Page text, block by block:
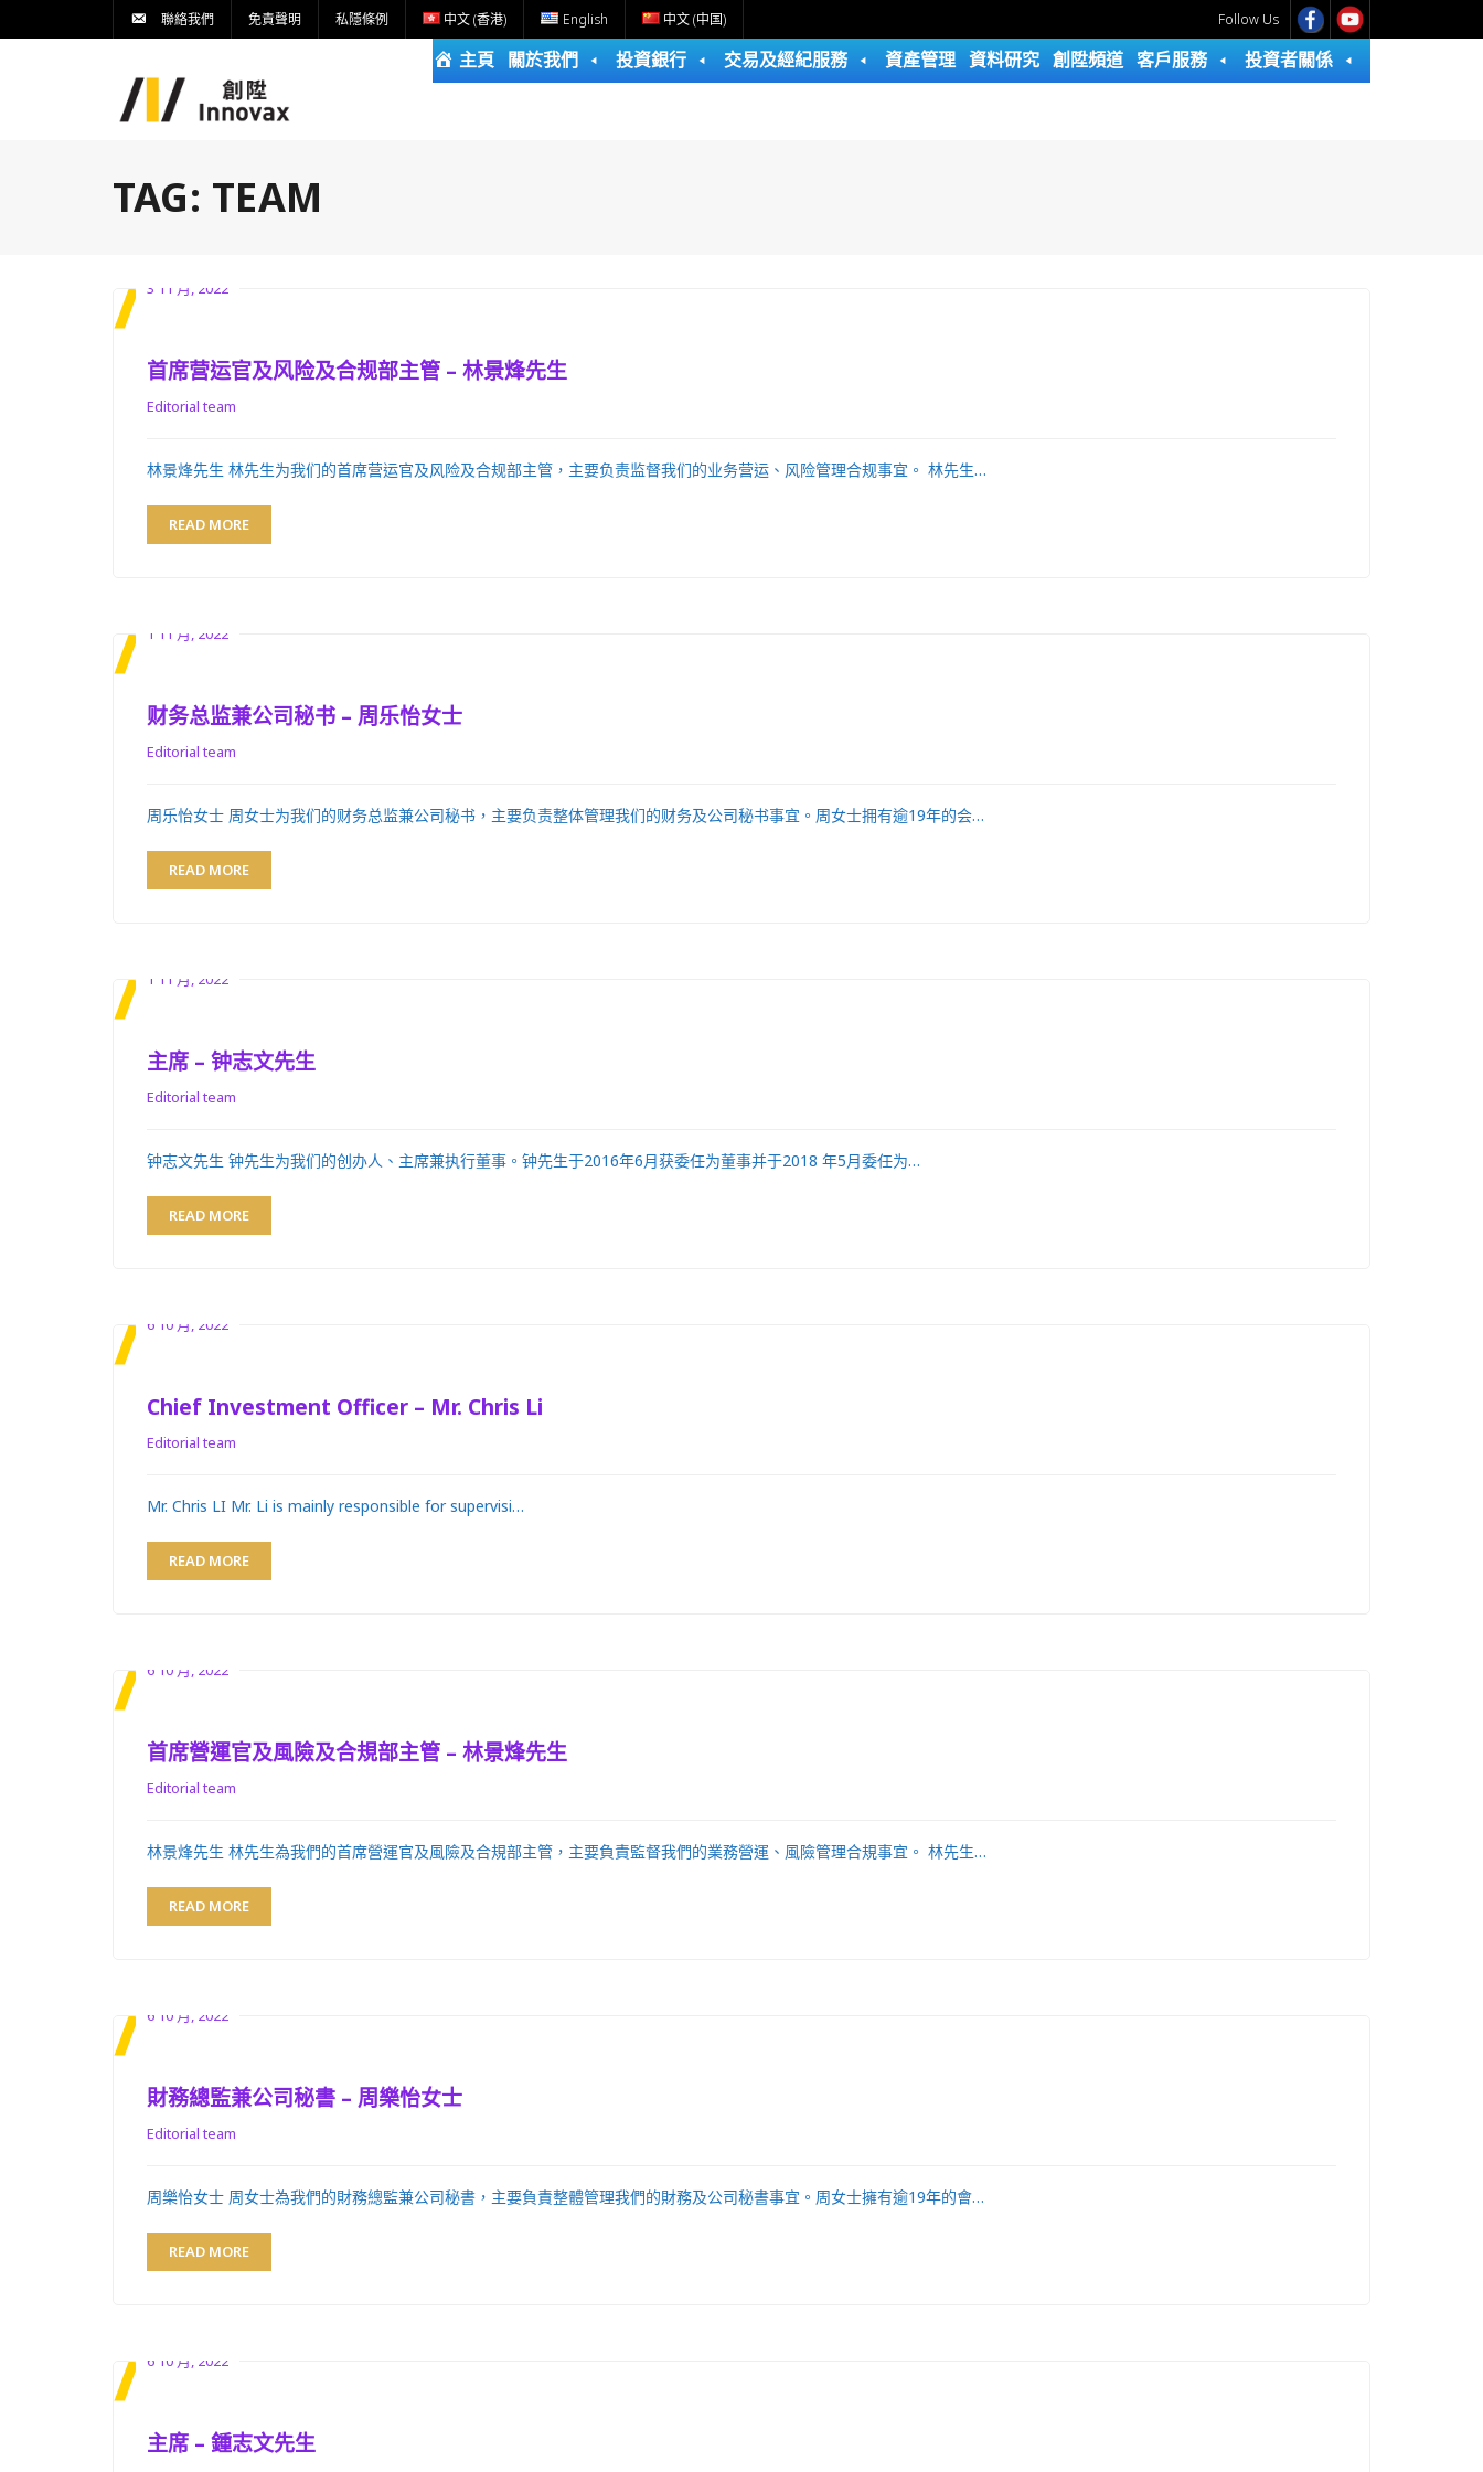
聯絡我們 免責聲明 私隱條例 中文 (香港) English 中文 (中国) Follow Us
主頁 關於我們 投資銀行 交易及經紀服務 資產管理 資料研究 創陞頻道 客戶服務 投資者關係
TAG: TEAM
首席营运官及风险及合规部主管 – 林景烽先生
3 11 月, 2022
Editorial team
林景烽先生 林先生为我们的首席营运官及风险及合规部主管，主要负责监督我们的业务营运、风险管理合规事宜。 林先生…
READ MORE
财务总监兼公司秘书 – 周乐怡女士
1 11 月, 2022
Editorial team
周乐怡女士 周女士为我们的财务总监兼公司秘书，主要负责整体管理我们的财务及公司秘书事宜。周女士拥有逾19年的会…
READ MORE
主席 – 钟志文先生
1 11 月, 2022
Editorial team
钟志文先生 钟先生为我们的创办人、主席兼执行董事。钟先生于2016年6月获委任为董事并于2018 年5月委任为…
READ MORE
Chief Investment Officer – Mr. Chris Li
6 10 月, 2022
Editorial team
Mr. Chris LI Mr. Li is mainly responsible for supervisi…
READ MORE
首席營運官及風險及合規部主管 – 林景烽先生
6 10 月, 2022
Editorial team
林景烽先生 林先生為我們的首席營運官及風險及合規部主管，主要負責監督我們的業務營運、風險管理合規事宜。 林先生…
READ MORE
財務總監兼公司秘書 – 周樂怡女士
6 10 月, 2022
Editorial team
周樂怡女士 周女士為我們的財務總監兼公司秘書，主要負責整體管理我們的財務及公司秘書事宜。周女士擁有逾19年的會…
READ MORE
主席 – 鍾志文先生
6 10 月, 2022